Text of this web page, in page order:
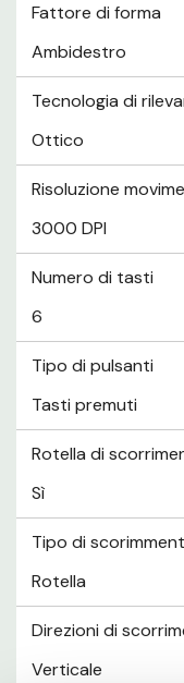
Fattore di forma
Ambidestro
Tecnologia di
Ottico
Risoluzione
3000 DPI
Numero di tasti
6
Tipo di pulsanti
Tasti premuti
Rotella di
Sì
Tipo di
Rotella
Direzioni di
Verticale